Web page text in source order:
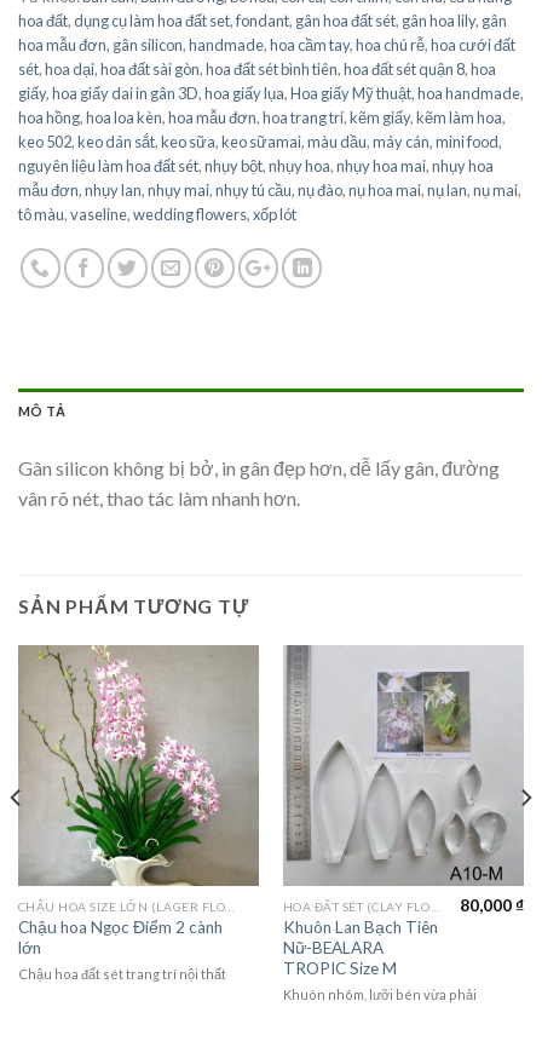
hoa đất,dụng cụ làm hoa đất set,fondant, gân hoa đất sét, gân hoa lily, gân
hoa mẫu đơn, gân silicon,handmade,hoa cầm tay,hoa chú rễ,hoa cưới đất
sét,hoa dại,hoa đất sài gòn,hoa đất sét bình tiên,hoa đất sét quận 8,hoa
giấy,hoa giấy dai in gân 3D,hoa giấy lụa,Hoa giấy Mỹ thuật,hoa handmade,
hoa hồng,hoa loa kèn,hoa mẫu đơn,hoa trang trí,kẽm giấy,kẽm làm hoa,
keo 502,keo dán sắt,keo sữa,keo sữamai,màu dầu,máy cán,mini food,
nguyên liệu làm hoa đất sét,nhụy bột,nhụy hoa,nhụy hoa mai,nhụy hoa
mẫu đơn,nhụy lan,nhụy mai,nhụy tú cầu,nụ đào,nụ hoa mai,nụ lan,nụ mai,
tô màu,vaseline,wedding flowers,xốp lót
MÔ TẢ
Gân silicon không bị bở, in gân đẹp hơn, dễ lấy gân, đường
vân rõ nét, thao tác làm nhanh hơn.
SẢN PHẨM TƯƠNG TỰ
Chậu hoa Ngọc Điểm 2 cành
lớn
Chậu hoa đất sét trang trí nội thất
Khuôn Lan Bạch Tiên
Nữ-BEALARA
TROPIC Size M
80,000₫
Khuôn nhôm, lưỡi bén vừa phải